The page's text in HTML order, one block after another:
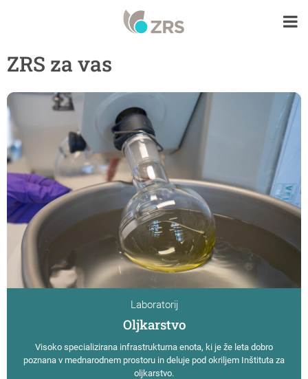
ZRS za vas
Laboratorij
Oljkarstvo
Visoko specializirana infrastrukturna enota, ki je že leta dobro
poznana v mednarodnem prostoru in deluje pod okriljem Inštituta za
oljkarstvo.